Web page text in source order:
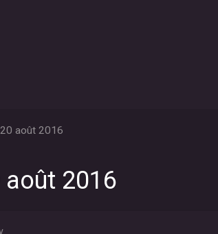
août 2016
août 2016